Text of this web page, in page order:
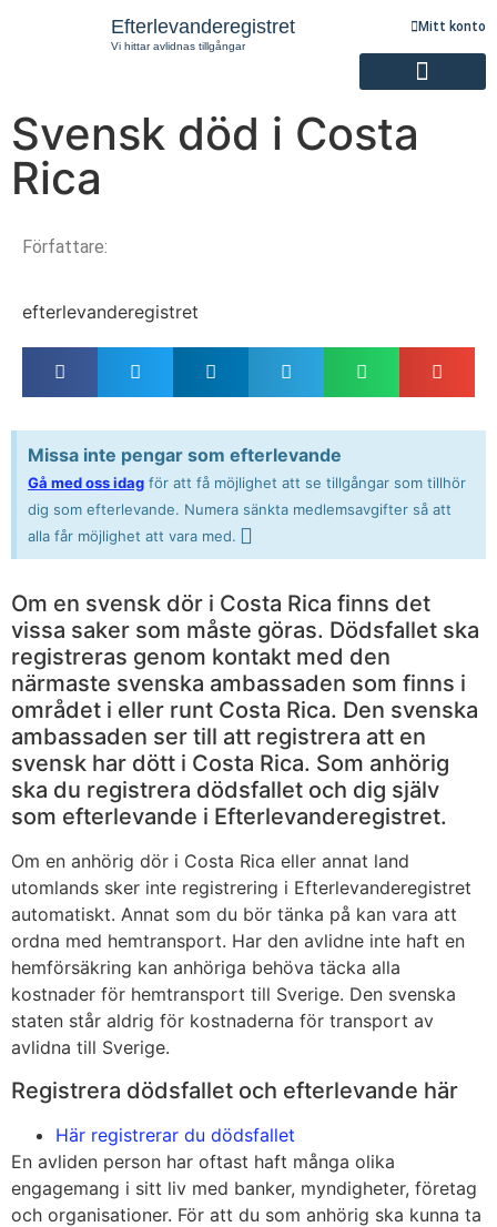
Efterlevanderegistret
Vi hittar avlidnas tillgångar
Mitt konto
Svensk död i Costa
Rica
Författare:
efterlevanderegistret
Missa inte pengar som efterlevande
Gå med oss idag för att få möjlighet att se tillgångar som tillhör
dig som efterlevande. Numera sänkta medlemsavgifter så att
alla får möjlighet att vara med.
Om en svensk dör i Costa Rica finns det
vissa saker som måste göras. Dödsfallet ska
registreras genom kontakt med den
närmaste svenska ambassaden som finns i
området i eller runt Costa Rica. Den svenska
ambassaden ser till att registrera att en
svensk har dött i Costa Rica. Som anhörig
ska du registrera dödsfallet och dig själv
som efterlevande i Efterlevanderegistret.
Om en anhörig dör i Costa Rica eller annat land
utomlands sker inte registrering i Efterlevanderegistret
automatiskt. Annat som du bör tänka på kan vara att
ordna med hemtransport. Har den avlidne inte haft en
hemförsäkring kan anhöriga behöva täcka alla
kostnader för hemtransport till Sverige. Den svenska
staten står aldrig för kostnaderna för transport av
avlidna till Sverige.
Registrera dödsfallet och efterlevande här
Här registrerar du dödsfallet
En avliden person har oftast haft många olika
engagemang i sitt liv med banker, myndigheter, företag
och organisationer. För att du som anhörig ska kunna ta